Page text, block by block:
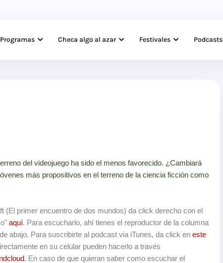
Programas Checa algo al azar Festivales Podcasts
del videojuego ha sido el menos favorecido. ¿Cambiará
más propositivos en el terreno de la ciencia ficción como
(El primer encuentro de dos mundos) da click derecho con el
aquí. Para escucharlo, ahí tienes el reproductor de la columna
abajo. Para suscribirte al podcast via iTunes, da click en este
en su celular pueden hacerlo a través
. En caso de que quieran saber como escuchar el